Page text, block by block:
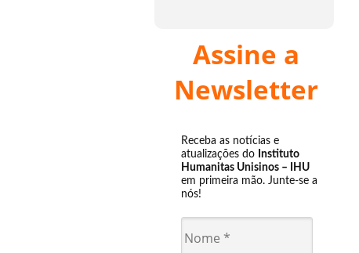
Assine a
Newsletter
Receba as notícias e
atualizações do Instituto
Humanitas Unisinos – IHU
em primeira mão. Junte-se a
nós!